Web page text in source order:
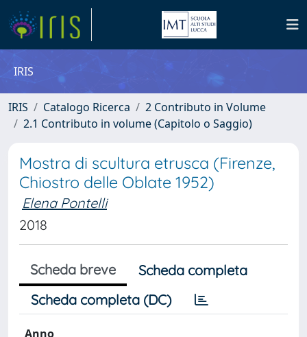
IRIS
IRIS Catalogo Ricerca
2 Contributo in Volume
2.1 Contributo in volume (Capitolo o Saggio)
Mostra di scultura etrusca (Firenze,
Chiostro delle Oblate 1952)
Elena Pontelli
2018
Scheda breve
Scheda completa
Scheda completa (DC)
Anno